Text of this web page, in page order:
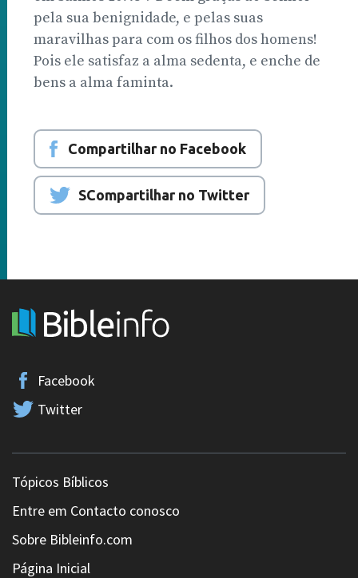
pela sua benignidade, e pelas suas
maravilhas para com os filhos dos homens!
Pois ele satisfaz a alma sedenta, e enche de
bens a alma faminta.
Compartilhar no Facebook
SCompartilhar no Twitter
Facebook
Twitter
Tópicos Bíblicos
Entre em Contacto conosco
Sobre Bibleinfo.com
Página Inicial